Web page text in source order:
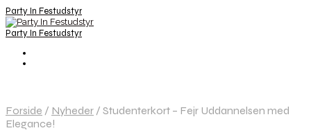
Party In Festudstyr
Party In Festudstyr
Forside / Nyheder / Studenterkort – Fejr Uddannelsen med
Elegance!